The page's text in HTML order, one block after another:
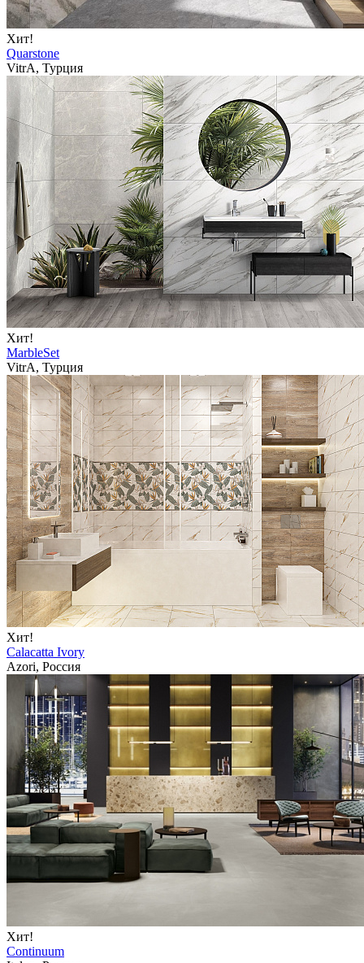
Хит!
Quarstone
VitrA, Турция
Хит!
MarbleSet
VitrA, Турция
Хит!
Calacatta Ivory
Azori, Россия
Хит!
Continuum